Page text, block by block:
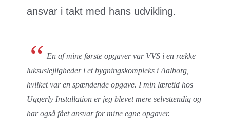
ansvar i takt med hans udvikling.
“ En af mine første opgaver var VVS i en række
luksuslejligheder i et bygningskompleks i Aalborg,
hvilket var en spændende opgave. I min læretid hos
Uggerly Installation er jeg blevet mere selvstændig og
har også fået ansvar for mine egne opgaver.